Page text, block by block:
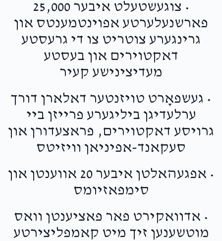
• צוגעשטעלט איבער 25,000
פארשנעלערטע אפוינטמענטס און
גרינגערע צוטריט צו די גרעסטע
דאקטוירים און בעסטע
מעדיצינישע קעיר
• געשפאָרט טויזנטער דאלארן דורך
ערלעדיגן ביליגערע פרייזן ביי
גרויסע דאקטוירים, פראצעדורן און
סעקאנד-אפיניאן וויזיטס
• אפגעהאלטן איבער 20 אווענטן און
סימפאזיומס
• אדוואקירט פאר פאציענטן וואס
מוטשענען זיך מיט קאמפליצירטע